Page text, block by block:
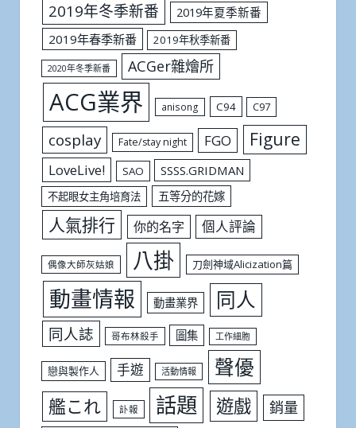
2019年冬季新番
2019年夏季新番
2019年春季新番
2019年秋季新番
2020年冬季新番 ACGer雜燴所
ACG業界 anisong C94 C97
cosplay Fate/stay night FGO Figure
LoveLive! SAO SSSS.GRIDMAN
不起眼女主角培育法 五等分的花嫁
人氣排行 你的名字 個人評論
偶像大師灰姑娘 八掛 刀劍神域Alicization篇
動畫情報 動畫業界 同人
同人誌 哥布林殺手 圖集 工作細胞
戀與製作人 手遊 活動情報 聲優
艦これ 訃報 話題 遊戲 銷量